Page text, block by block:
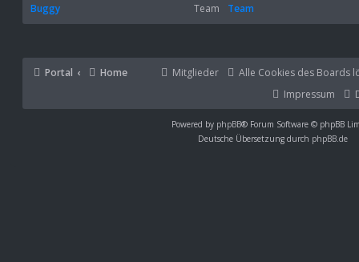
Team
Buggy Team
Portal Home Alle Cookies des Boards
Mitglieder
Impressum
Powered by phpBB® Forum Software © phpBB
Deutsche Übersetzung durch phpBB.de